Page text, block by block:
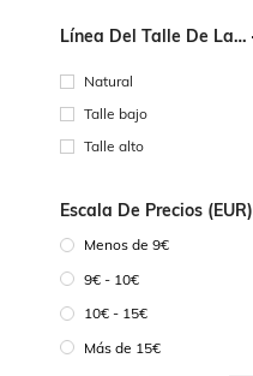
Línea Del Talle De La
Natural
Talle bajo
Talle alto
Escala De Precios (EUR)
Menos de 9€
9€ - 10€
10€ - 15€
Más de 15€